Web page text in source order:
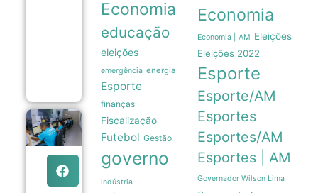
forçam
recuar
sobre
venda
de terras
06/08
Sexta-feira
em Manaus
tem 639
vagas de
emprego
abertas
pelo Sine
Economia
educação
eleições
emergência energia
Esporte
finanças
Fiscalização
Futebol Gestão
governo
indústria
Economia
Economia | AM
Eleições
Eleições 2022
Esporte
Esporte/AM
Esportes
Esportes/AM
Esportes | AM
Governador Wilson Lima